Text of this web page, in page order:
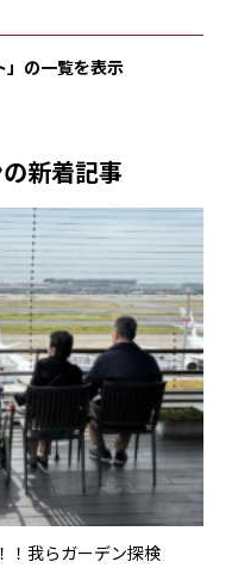
」の一覧を表示
新着記事
！我らガーデン探検